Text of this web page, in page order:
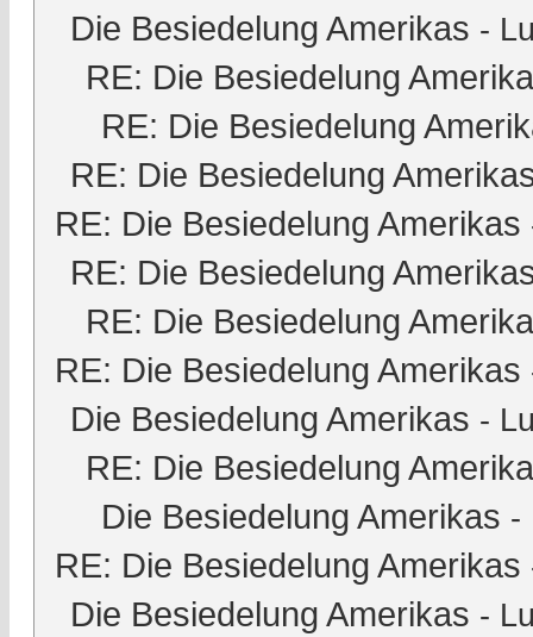
Die Besiedelung Amerikas -
RE: Die Besiedelung
RE: Die Besiedelung
RE: Die Besiedelung
RE: Die Besiedelung Amerikas
RE: Die Besiedelung
RE: Die Besiedelung
RE: Die Besiedelung Amerikas
Die Besiedelung Amerikas -
RE: Die Besiedelung
Die Besiedelung Amerikas -
RE: Die Besiedelung Amerikas
Die Besiedelung Amerikas -